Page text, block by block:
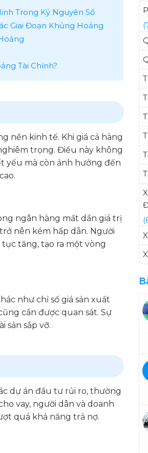
Trong Kỷ Nguyên Số
Giai Đoạn Khủng Hoảng
Tài Chính?
nền kinh tế. Khi giá cả hàng
trọng. Điều này không
yếu mà còn ảnh hưởng đến
ngân hàng mất dần giá trị
nên kém hấp dẫn. Người
tăng, tạo ra một vòng
như chỉ số giá sản xuất
cần được quan sát. Sự
sản sắp vỡ.
dự án đầu tư rủi ro, thường
vay, người dân và doanh
quá khả năng trả nợ.